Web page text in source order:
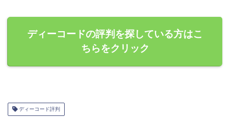
ディーコードの評判を探している方はこ
ちらをクリック
ディーコード評判